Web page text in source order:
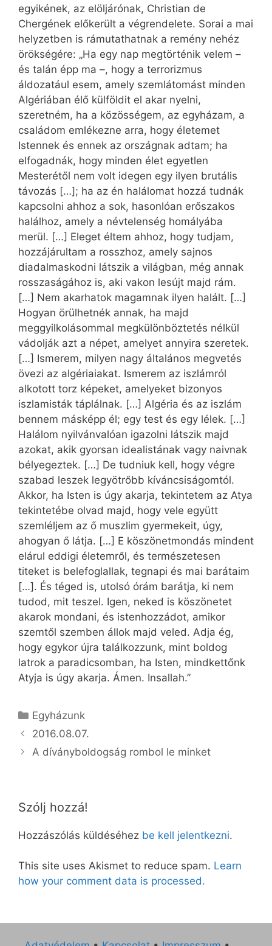
egyikének, az elöljárónak, Christian de
Chergének előkerült a végrendelete. Sorai a mai
helyzetben is rámutathatnak a remény nehéz
örökségére: „Ha egy nap megtörténik velem –
és talán épp ma –, hogy a terrorizmus
áldozatául esem, amely szemlátomást minden
Algériában élő külföldit el akar nyelni,
szeretném, ha a közösségem, az egyházam, a
családom emlékezne arra, hogy életemet
Istennek és ennek az országnak adtam; ha
elfogadnák, hogy minden élet egyetlen
Mesterétől nem volt idegen egy ilyen brutális
távozás […]; ha az én halálomat hozzá tudnák
kapcsolni ahhoz a sok, hasonlóan erőszakos
halálhoz, amely a névtelenség homályába
merül. […] Eleget éltem ahhoz, hogy tudjam,
hozzájárultam a rosszhoz, amely sajnos
diadalmaskodni látszik a világban, még annak
rosszaságához is, aki vakon lesújt majd rám.
[…] Nem akarhatok magamnak ilyen halált. […]
Hogyan örülhetnék annak, ha majd
meggyilkolásommal megkülönböztetés nélkül
vádolják azt a népet, amelyet annyira szeretek.
[…] Ismerem, milyen nagy általános megvetés
övezi az algériaiakat. Ismerem az iszlámról
alkotott torz képeket, amelyeket bizonyos
iszlamisták táplálnak. […] Algéria és az iszlám
bennem másképp él; egy test és egy lélek. […]
Halálom nyilvánvalóan igazolni látszik majd
azokat, akik gyorsan idealistának vagy naivnak
bélyegeztek. […] De tudniuk kell, hogy végre
szabad leszek legyötrőbb kíváncsiságomtól.
Akkor, ha Isten is úgy akarja, tekintetem az Atya
tekintetébe olvad majd, hogy vele együtt
szemléljem az ő muszlim gyermekeit, úgy,
ahogyan ő látja. […] E köszönetmondás mindent
elárul eddigi életemről, és természetesen
titeket is belefoglallak, tegnapi és mai barátaim
[…]. És téged is, utolsó órám barátja, ki nem
tudod, mit teszel. Igen, neked is köszönetet
akarok mondani, és istenhozzádot, amikor
szemtől szemben állok majd veled. Adja ég,
hogy egykor újra találkozzunk, mint boldog
latrok a paradicsomban, ha Isten, mindkettőnk
Atyja is úgy akarja. Ámen. Insallah.”
Kategória
Egyházunk
2016.08.07.
A díványboldogság rombol le minket
Szólj hozzá!
Hozzászólás küldéséhez be kell jelentkezni.
This site uses Akismet to reduce spam. Learn
how your comment data is processed.